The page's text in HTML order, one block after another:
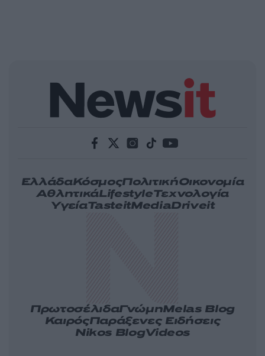
ΕλλάδαΚόσμοςΠολιτικήΟικονομία
ΑθλητικάLifestyleΤεχνολογία
ΥγείαTasteitMediaDriveit
ΠρωτοσέλιδαΓνώμηMelas Blog
ΚαιρόςΠαράξενες Ειδήσεις
Nikos BlogVideos